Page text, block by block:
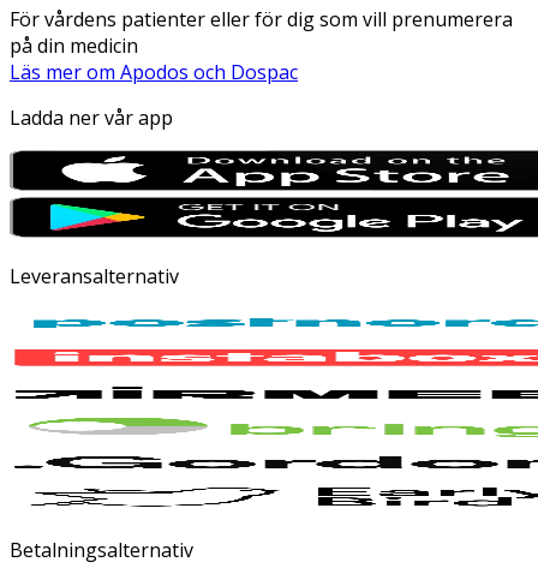
För vårdens patienter eller för dig som vill prenumerera
på din medicin
Läs mer om Apodos och Dospac
Ladda ner vår app
Leveransalternativ
Betalningsalternativ